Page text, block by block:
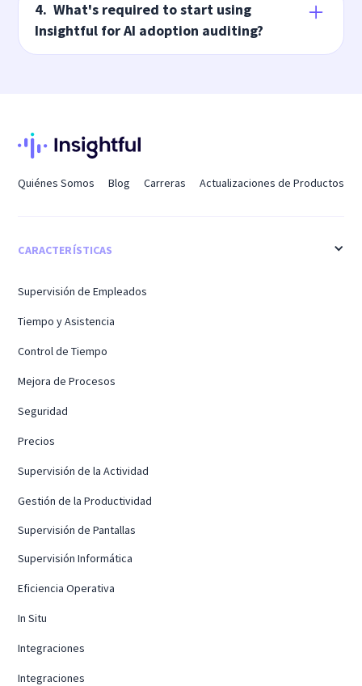
customize which apps count as AI tools for their
organization.
read-only with no content, PII, or keystroke
capture, so visibility doesn't come at the cost of
4. What's required to start using
Insightful for AI adoption auditing?
through invite-only alpha access.
Quiénes Somos Blog Carreras Actualizaciones de Productos
CARACTERÍSTICAS
Supervisión de Empleados
Tiempo y Asistencia
Control de Tiempo
Mejora de Procesos
Seguridad
Precios
Supervisión de la Actividad
Gestión de la Productividad
Supervisión de Pantallas
Supervisión Informática
Eficiencia Operativa
In Situ
Integraciones
Integraciones